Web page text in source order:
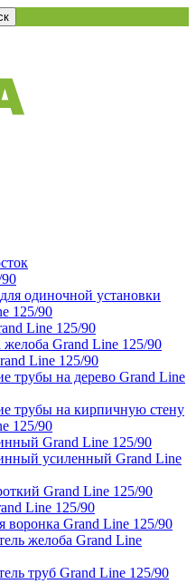
одиночной установки
125/90
Line 125/90
желоба Grand Line 125/90
Line 125/90
трубы на дерево Grand Line
трубы на кирпичную стену
125/90
Grand Line 125/90
усиленный Grand Line
Grand Line 125/90
Line 125/90
воронка Grand Line 125/90
желоба Grand Line
труб Grand Line 125/90